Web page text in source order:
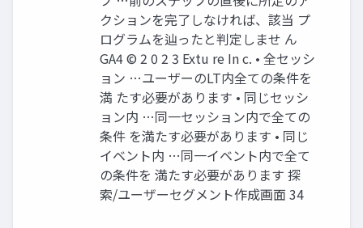
クションを完了しなければ、該当 プ
ログラムを辿ったと判定しませ ん
GA4 © 2 0 2 3 Extu re In c. • 全セッシ
ョン …ユーザーのLT内全ての条件を
満 たす必要があります • 同じセッシ
ョン内 …同一セッション内で全ての
条件 を満たす必要があります • 同じ
イベント内 …同一イベント内で全て
の条件を 満たす必要があります 探
索/ユーザーセグメント作成画面 34